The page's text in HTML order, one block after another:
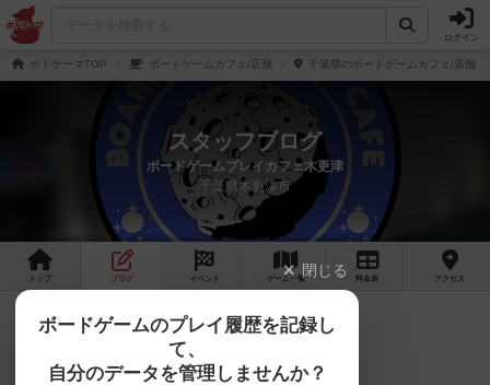
ログイン
ボドゲーマTOP ボードゲームカフェ/店舗 千葉県のボードゲームカフェ/店舗
スタッフブログ
ボードゲームプレイカフェ木更津
千葉県木更津市
トップ ブログ イベント ゲーム一覧 料金 表 アクセス
2024年11月の営業日
2024年11月の営業日のご連絡です。
閉じる
ボードゲームのプレイ履歴を記録し
て、
自分のデータを管理しませんか？